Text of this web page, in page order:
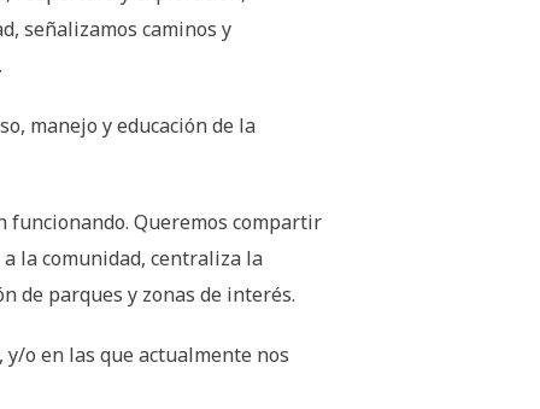
señalizamos caminos y
manejo y educación de la
funcionando. Queremos compartir
la comunidad, centraliza la
de parques y zonas de interés.
, y/o en las que actualmente nos